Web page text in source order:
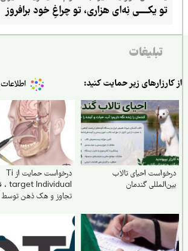
تو یکـــــی نِه‌ای هزاری، تو چراغِ خود برافروز
تبلیغات
زیر حمایت کنید:
احیای تالاب
گندمان
درخواست حمایت از Ti
target Individual ، قربانیان
تجاوز و هک ذهن توسط